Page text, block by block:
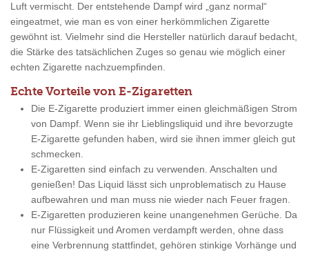
Luft vermischt. Der entstehende Dampf wird „ganz normal“
eingeatmet, wie man es von einer herkömmlichen Zigarette
gewöhnt ist. Vielmehr sind die Hersteller natürlich darauf bedacht,
die Stärke des tatsächlichen Zuges so genau wie möglich einer
echten Zigarette nachzuempfinden.
Echte Vorteile von E-Zigaretten
Die E-Zigarette produziert immer einen gleichmäßigen Strom
von Dampf. Wenn sie ihr Lieblingsliquid und ihre bevorzugte
E-Zigarette gefunden haben, wird sie ihnen immer gleich gut
schmecken.
E-Zigaretten sind einfach zu verwenden. Anschalten und
genießen! Das Liquid lässt sich unproblematisch zu Hause
aufbewahren und man muss nie wieder nach Feuer fragen.
E-Zigaretten produzieren keine unangenehmen Gerüche. Da
nur Flüssigkeit und Aromen verdampft werden, ohne dass
eine Verbrennung stattfindet, gehören stinkige Vorhänge und